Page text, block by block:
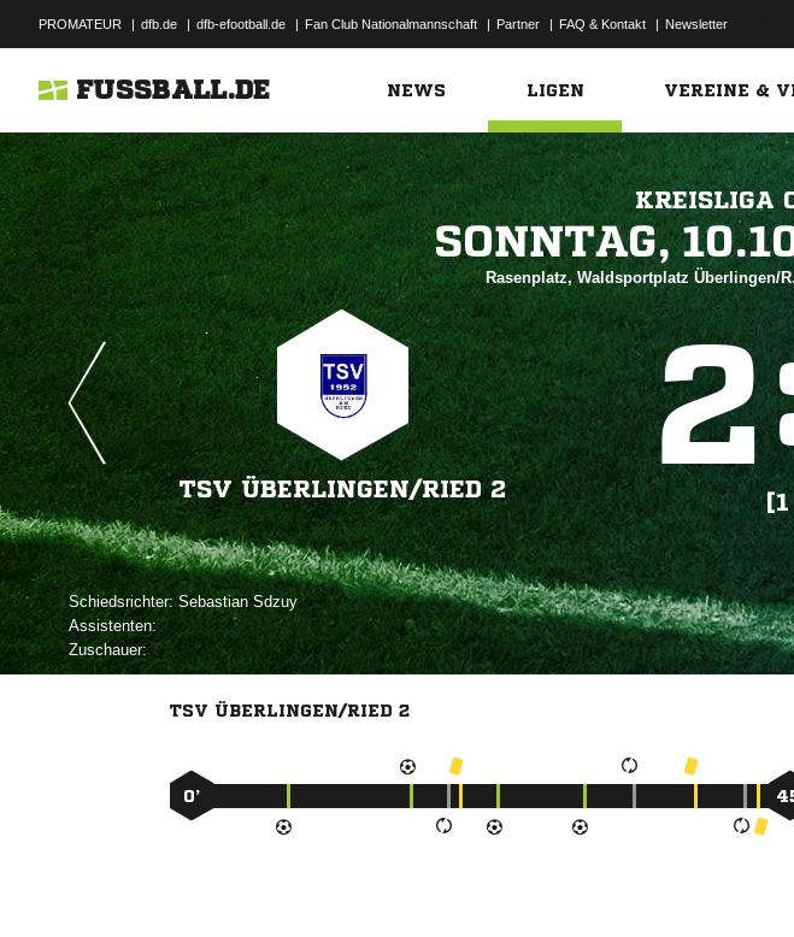
PROMATEUR | dfb.de | dfb-efootball.de | Fan Club Nationalmannschaft | Partner | FAQ & Kontakt | Newsletter
FUSSBALL.DE NEWS LIGEN VEREINE &
KREISLIGA

Rasenplatz, Waldsportplatz Überlingen/
TSV ÜBERLINGEN/​RIED 2

Schiedsrichter: 
Assistenten:
Zuschauer:
TSV ÜBERLINGEN/RIED 2
0’